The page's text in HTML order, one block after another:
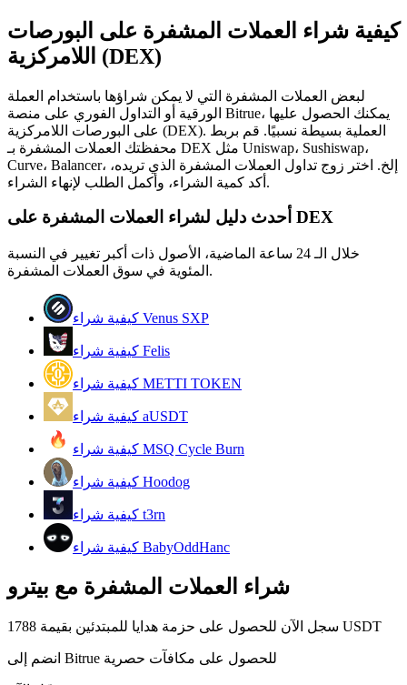
نسخ التداول
انضم إلى أفضل المتداولين
كن متداول نسخ
استمتع بتقاسم الأرباح وعمولات نسخ التداول
معلومة
تحليل البيانات الضخمة بما في ذلك المعلومات التجارية، وما
كيفية شراء العملات المشفرة على البورصات
اللامركزية (DEX)
لبعض العملات المشفرة التي لا يمكن شراؤها باستخدام العملة
الورقية أو التداول الفوري على منصة Bitrue، يمكنك الحصول عليها
على البورصات اللامركزية (DEX). العملية بسيطة نسبيًا. قم بربط
محفظتك العملات المشفرة بـ DEX مثل Uniswap، Sushiswap،
Curve، Balancer، إلخ. اختر زوج تداول العملات المشفرة الذي تريده،
أكد كمية الشراء، وأكمل الطلب لإنهاء الشراء.
أحدث دليل لشراء العملات المشفرة على DEX
خلال الـ 24 ساعة الماضية، الأصول ذات أكبر تغيير في النسبة
المئوية في سوق العملات المشفرة.
كيفية شراء Venus SXP
كيفية شراء Felis
كيفية شراء METTI TOKEN
كيفية شراء aUSDT
كيفية شراء MSQ Cycle Burn
كيفية شراء Hoodog
كيفية شراء t3rn
كيفية شراء BabyOddHanc
شراء العملات المشفرة مع بيترو
سجل الآن للحصول على حزمة هدايا للمبتدئين بقيمة 1788 USDT
انضم إلى Bitrue للحصول على مكافآت حصرية